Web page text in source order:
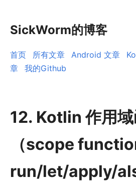
SickWorm的博客
首页 所有文章 Android 文章
章
我的Github
12. Kotlin 作用
（scope
run/let/apply/